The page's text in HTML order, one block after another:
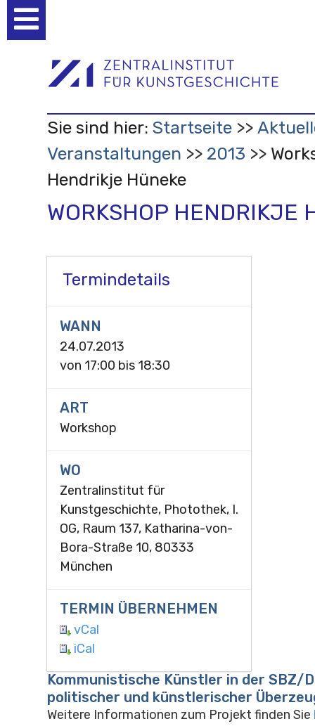
Werkzeuge
Sie sind hier: Startseite
Veranstaltungen
2013
Hendrikje Hüneke
WORKSHOP HENDRIKJE
Termindetails
WANN
24.07.2013
von 17:00 bis 18:30
ART
Workshop
WO
Zentralinstitut für
Kunstgeschichte, Photothek, I.
OG, Raum 137, Katharina-von-
Bora-Straße 10, 80333
München
TERMIN ÜBERNEHMEN
vCal
iCal
Kommunistische Künstler in der SBZ/
politischer und künstlerischer
Weitere Informationen zum Projekt finden Sie